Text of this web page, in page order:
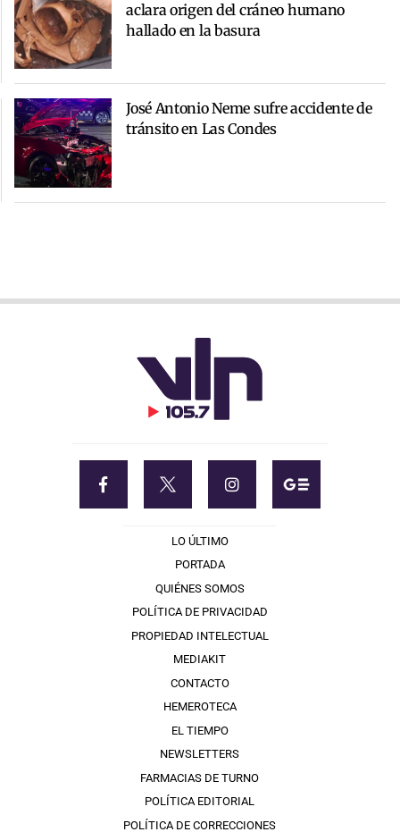
aclara origen del cráneo humano
hallado en la basura
José Antonio Neme sufre accidente de
tránsito en Las Condes
LO ÚLTIMO
PORTADA
QUIÉNES SOMOS
POLÍTICA DE PRIVACIDAD
PROPIEDAD INTELECTUAL
MEDIAKIT
CONTACTO
HEMEROTECA
EL TIEMPO
NEWSLETTERS
FARMACIAS DE TURNO
POLÍTICA EDITORIAL
POLÍTICA DE CORRECCIONES